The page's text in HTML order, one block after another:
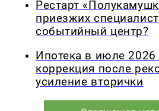
Рестарт
приезжих
событийный центр?
Ипотека в июле 2026
коррекция после
усиление вторички